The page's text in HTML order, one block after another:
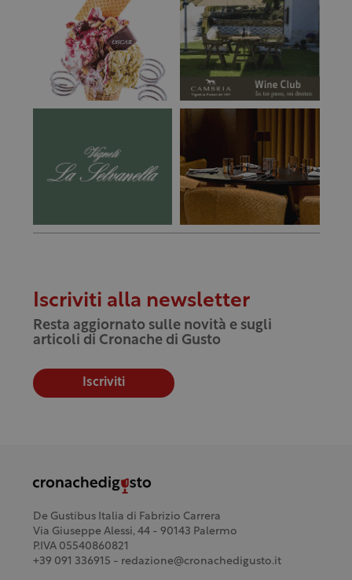
Iscriviti alla newsletter
Resta aggiornato sulle novità e sugli
articoli di Cronache di Gusto
Iscriviti
De Gustibus Italia di Fabrizio Carrera
Via Giuseppe Alessi, 44 - 90143 Palermo
P.IVA 05540860821
+39 091 336915 - redazione@cronachedigusto.it